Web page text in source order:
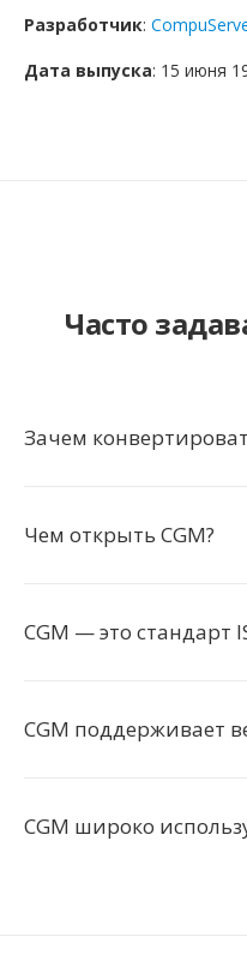
Разработчик:
Дата выпуска: 15 июня
Часто
Зачем
Чем открыть CGM?
CGM — это стандарт
CGM поддерживает
CGM широко